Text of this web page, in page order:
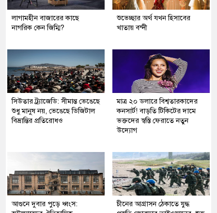
লাগামহীন বাজারের কাছে
নাগরিক কেন জিম্মি?
শুভেচ্ছার অর্থ যখন হিসাবের
খাতায় বন্দী
সিউতার ট্র্যাজেডি: সীমান্ত ভেঙেছে
শুধু মানুষ নয়, ভেঙেছে ডিজিটাল
বিভ্রান্তির প্রতিরোধও
মাত্র ২০ ডলারে বিশ্বতারকাদের
কনসার্ট! বাড়তি টিকিটের দামে
ভক্তদের স্বস্তি ফেরাতে নতুন
উদ্যোগ
আগুনে দুবার পুড়ে ধ্বংস:
চীনের আগ্রাসন ঠেকাতে যুদ্ধ